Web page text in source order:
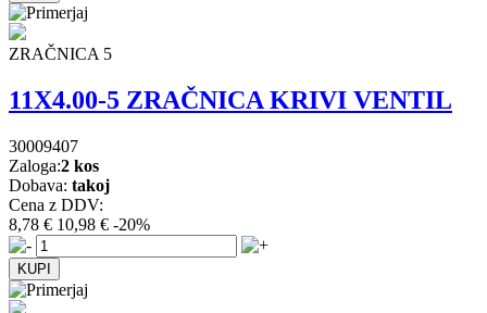
ZRAČNICA 5
11X4.00-5 ZRAČNICA KRIVI VENTIL
30009407
Zaloga:2 kos
Dobava: takoj
Cena z DDV:
8,78 € 10,98 € -20%